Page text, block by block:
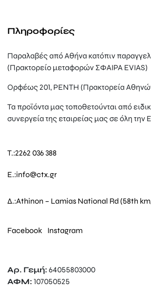
Πληροφορίες
Παραλαβές από Αθήνα κατόπιν
(Πρακτορείο μεταφορών ΣΦΑΙΡΑ EVIAS)
Ορφέως 201, ΡΕΝΤΗ (Πρακτορεία
Τα προϊόντα μας τοποθετούνται από
συνεργεία της εταιρείας μας σε όλη την
T.:2262 036 388
E.:info@ctx.gr
Δ.:Athinon – Lamias National Rd (58th
Facebook Instagram
Αρ. Γεμή: 64055803000
ΑΦΜ: 107050525